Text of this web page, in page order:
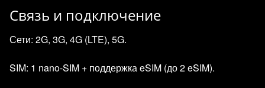
Связь и подключение
Сети: 2G, 3G, 4G (LTE), 5G.
SIM: 1 nano‑SIM + поддержка eSIM (до 2 eSIM).